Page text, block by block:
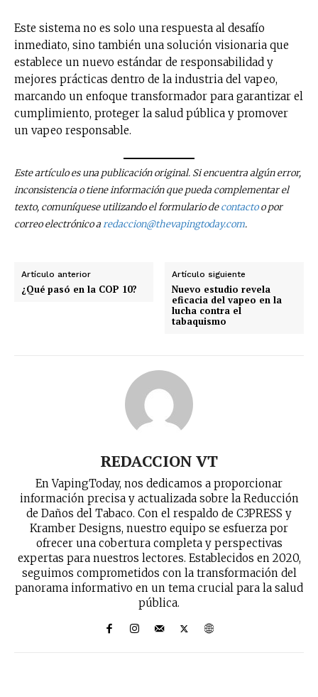
últimas noticias
Suscríbete a nuestro boletín diario y
recibe todas las noticias del vapeo y la
Subscribe to our daily clipping and
receive all the news of vaping and
tobacco harm reduction in your email.
Este sistema no es solo una respuesta al desafío
inmediato, sino también una solución visionaria que
establece un nuevo estándar de responsabilidad y
mejores prácticas dentro de la industria del vapeo,
marcando un enfoque transformador para garantizar el
cumplimiento, proteger la salud pública y promover
un vapeo responsable.
Este artículo es una publicación original. Si encuentra algún error,
inconsistencia o tiene información que pueda complementar el
texto, comuníquese utilizando el formulario decontactoo por
correo electrónico aredaccion@thevapingtoday.com.
Artículo anterior
¿Qué pasó en la COP 10?
Artículo siguiente
Nuevo estudio revela
eficacia del vapeo en la
lucha contra el
tabaquismo
REDACCION VT
En VapingToday, nos dedicamos a proporcionar
información precisa y actualizada sobre la Reducción
de Daños del Tabaco. Con el respaldo de C3PRESS y
Kramber Designs, nuestro equipo se esfuerza por
ofrecer una cobertura completa y perspectivas
expertas para nuestros lectores. Establecidos en 2020,
seguimos comprometidos con la transformación del
panorama informativo en un tema crucial para la salud
pública.